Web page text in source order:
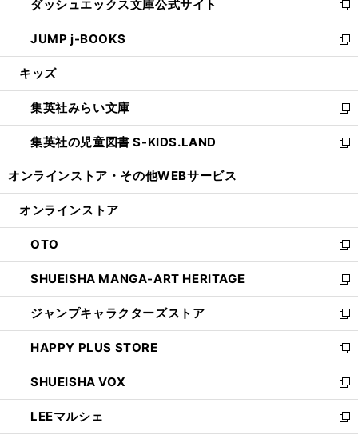
く
ド
ウ
で
開
ィ
ン
ド
ウ
開
く
い
ウ
ィ
ン
ウ
で
開
く
ダッシュエックス文庫公式サイト
新
し
い
ウ
ン
ド
ウ
で
JUMP j-BOOKS
新
し
ウ
ィ
ン
ド
開
キッズ
集英社みらい文庫
新
し
い
ン
ウ
で
開
く
集英社の児童図書 S-KIDS.LAND
新
ウ
ン
ド
ウ
で
開
く
オンラインストア・ その他WEBサービス
オンラインストア
OTO
新
し
い
ウ
ィ
ン
ド
ウ
で
開
く
SHUEISHA MANGA-ART HERITAGE
新
し
い
ウ
ィ
ン
ド
ウ
で
開
ジャンプキャラクターズストア
新
し
い
ウ
ィ
ン
ド
ウ
HAPPY PLUS STORE
新
し
い
ウ
ィ
ン
SHUEISHA VOX
新
し
い
ウ
LEEマルシェ
新
し